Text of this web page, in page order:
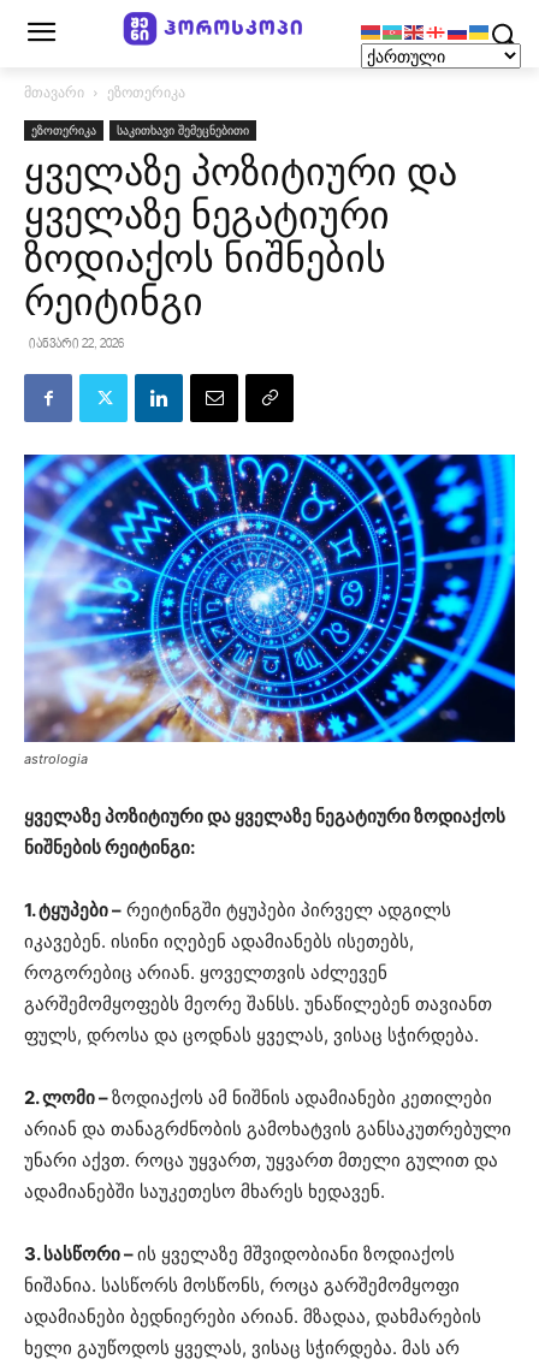
მთავარი ეზოთერიკა
ეზოთერიკა საკითხავი შემეცნებითი
ყველაზე პოზიტიური და
ყველაზე ნეგატიური
ზოდიაქოს ნიშნების
რეიტინგი
იანვარი 22, 2026
astrologia
ყველაზე პოზიტიური და ყველაზე ნეგატიური ზოდიაქოს
ნიშნების რეიტინგი:
1. ტყუპები – რეიტინგში ტყუპები პირველ ადგილს
იკავებენ. ისინი იღებენ ადამიანებს ისეთებს,
როგორებიც არიან. ყოველთვის აძლევენ
გარშემომყოფებს მეორე შანსს. უნაწილებენ თავიანთ
ფულს, დროსა და ცოდნას ყველას, ვისაც სჭირდება.
2. ლომი –ზოდიაქოს ამ ნიშნის ადამიანები კეთილები
არიან და თანაგრძნობის გამოხატვის განსაკუთრებული
უნარი აქვთ. როცა უყვართ, უყვართ მთელი გულით და
ადამიანებში საუკეთესო მხარეს ხედავენ.
3. სასწორი –ის ყველაზე მშვიდობიანი ზოდიაქოს
ნიშანია. სასწორს მოსწონს, როცა გარშემომყოფი
ადამიანები ბედნიერები არიან. მზადაა, დახმარების
ხელი გაუწოდოს ყველას, ვისაც სჭირდება. მას არ